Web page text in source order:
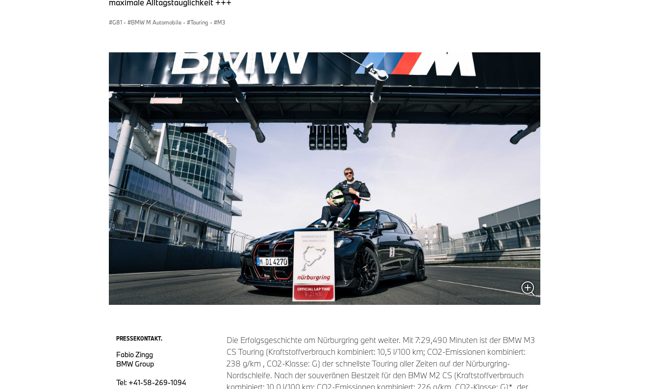
maximale Alltagstauglichkeit +++
G81 · BMW M Automobile · Touring · M3
PRESSEKONTAKT.
Fabio Zingg
BMW Group
Tel: +41-58-269-1094
Die Erfolgsgeschichte am Nürburgring geht weiter. Mit 7:29,490 Minuten ist der BMW M3
CS Touring (Kraftstoffverbrauch kombiniert: 10,5 l/100 km; CO2-Emissionen kombiniert:
238 g/km , CO2-Klasse: G) der schnellste Touring aller Zeiten auf der Nürburgring-
Nordschleife. Nach der souveränen Bestzeit für den BMW M2 CS (Kraftstoffverbrauch
kombiniert: 10,0 l/100 km; CO2-Emissionen kombiniert: 226 g/km, CO2-Klasse: G)*, der